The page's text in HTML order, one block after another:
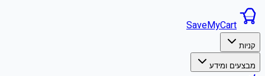
SaveMyCart
קניות
מבצעים ומידע